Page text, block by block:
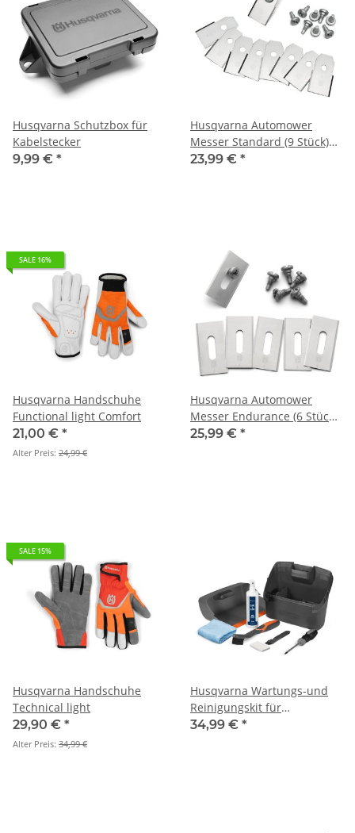
Husqvarna Schutzbox für
Kabelstecker
9,99 € *
Husqvarna Automower
Messer Standard (9 Stück)
Blisterpack
23,99 € *
SALE 16%
Husqvarna Handschuhe
Functional light Comfort
21,00 € *
Alter Preis: 24,99 €
Husqvarna Automower
Messer Endurance (6 Stück)
Blisterpack
25,99 € *
SALE 15%
Husqvarna Handschuhe
Technical light
29,90 € *
Alter Preis: 34,99 €
Husqvarna Wartungs-und
Reinigungskit für
Automower
34,99 € *